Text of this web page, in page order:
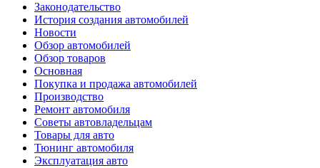
Законодательство
История создания автомобилей
Новости
Обзор автомобилей
Обзор товаров
Основная
Покупка и продажа автомобилей
Производство
Ремонт автомобиля
Советы автовладельцам
Товары для авто
Тюнинг автомобиля
Эксплуатация авто